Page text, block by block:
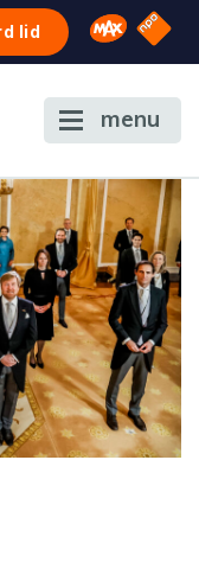
lid Omroep
NPO
menu